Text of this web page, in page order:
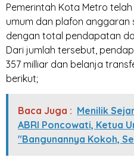
Pemerintah Kota Metro
umum dan plafon anggaran
dengan total pendapatan
Dari jumlah tersebut,
357 milliar dan belanja
berikut;
Baca Juga : Menilik
ABRI Poncowati, Ketua
"Bangunannya Kokoh,